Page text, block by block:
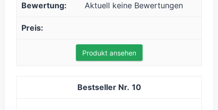
Aktuell keine Bewertungen
Produkt ansehen
10